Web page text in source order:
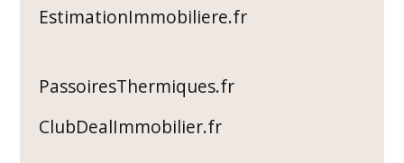
EstimationImmobiliere.fr
PassoiresThermiques.fr
ClubDealImmobilier.fr